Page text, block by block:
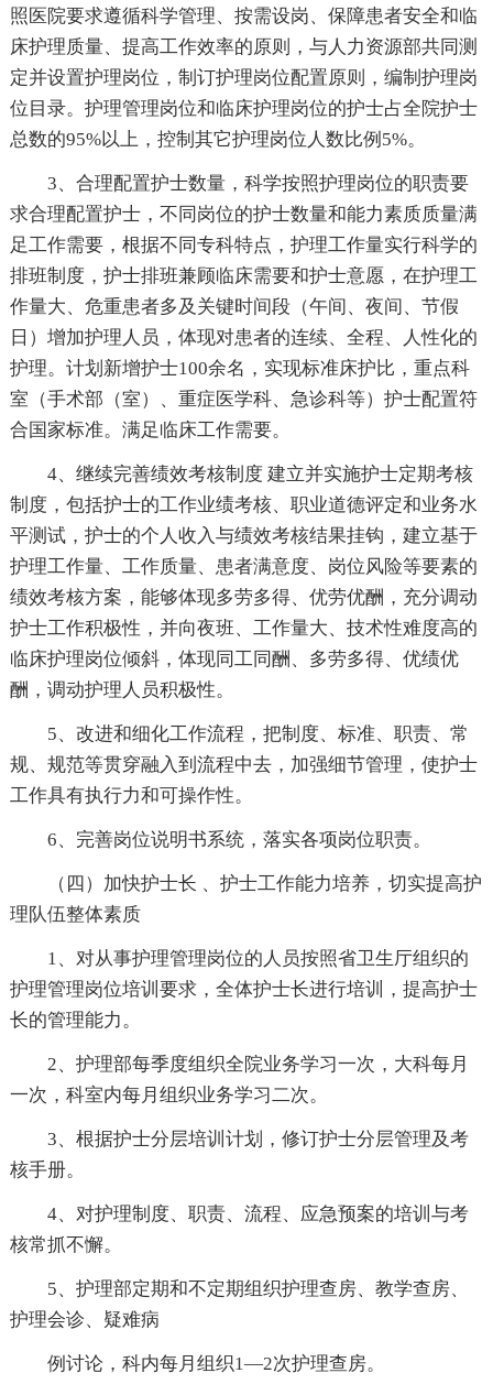
照医院要求遵循科学管理、按需设岗、保障患者安全和临
床护理质量、提高工作效率的原则，与人力资源部共同测
定并设置护理岗位，制订护理岗位配置原则，编制护理岗
位目录。护理管理岗位和临床护理岗位的护士占全院护士
总数的95%以上，控制其它护理岗位人数比例5%。
3、合理配置护士数量，科学按照护理岗位的职责要
求合理配置护士，不同岗位的护士数量和能力素质质量满
足工作需要，根据不同专科特点，护理工作量实行科学的
排班制度，护士排班兼顾临床需要和护士意愿，在护理工
作量大、危重患者多及关键时间段（午间、夜间、节假
日）增加护理人员，体现对患者的连续、全程、人性化的
护理。计划新增护士100余名，实现标准床护比，重点科
室（手术部（室）、重症医学科、急诊科等）护士配置符
合国家标准。满足临床工作需要。
4、继续完善绩效考核制度 建立并实施护士定期考核
制度，包括护士的工作业绩考核、职业道德评定和业务水
平测试，护士的个人收入与绩效考核结果挂钩，建立基于
护理工作量、工作质量、患者满意度、岗位风险等要素的
绩效考核方案，能够体现多劳多得、优劳优酬，充分调动
护士工作积极性，并向夜班、工作量大、技术性难度高的
临床护理岗位倾斜，体现同工同酬、多劳多得、优绩优
酬，调动护理人员积极性。
5、改进和细化工作流程，把制度、标准、职责、常
规、规范等贯穿融入到流程中去，加强细节管理，使护士
工作具有执行力和可操作性。
6、完善岗位说明书系统，落实各项岗位职责。
（四）加快护士长 、护士工作能力培养，切实提高护
理队伍整体素质
1、对从事护理管理岗位的人员按照省卫生厅组织的
护理管理岗位培训要求，全体护士长进行培训，提高护士
长的管理能力。
2、护理部每季度组织全院业务学习一次，大科每月
一次，科室内每月组织业务学习二次。
3、根据护士分层培训计划，修订护士分层管理及考
核手册。
4、对护理制度、职责、流程、应急预案的培训与考
核常抓不懈。
5、护理部定期和不定期组织护理查房、教学查房、
护理会诊、疑难病
例讨论，科内每月组织1—2次护理查房。